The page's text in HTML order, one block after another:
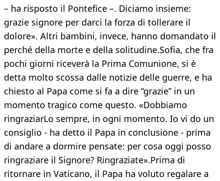
– ha risposto il Pontefice –. Diciamo insieme:
grazie signore per darci la forza di tollerare il
dolore». Altri bambini, invece, hanno domandato il
perché della morte e della solitudine.Sofia, che fra
pochi giorni riceverà la Prima Comunione, si è
detta molto scossa dalle notizie delle guerre, e ha
chiesto al Papa come si fa a dire “grazie” in un
momento tragico come questo. «Dobbiamo
ringraziarLo sempre, in ogni momento. Io vi do un
consiglio - ha detto il Papa in conclusione - prima
di andare a dormire pensate: per cosa oggi posso
ringraziare il Signore? Ringraziate».Prima di
ritornare in Vaticano, il Papa ha voluto regalare a